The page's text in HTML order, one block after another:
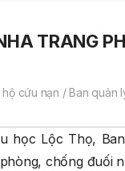
TRANG
cứu nạn / Ban quản
học Lộc Thọ,
chống đuối